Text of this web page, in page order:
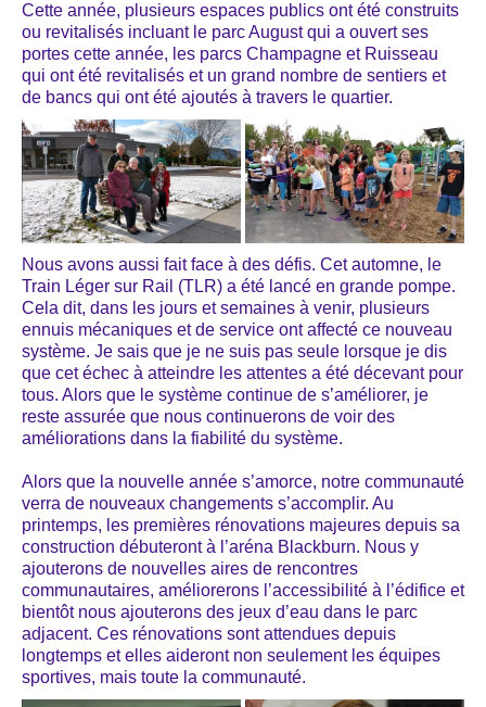
Cette année, plusieurs espaces publics ont été construits
ou revitalisés incluant le parc August qui a ouvert ses
portes cette année, les parcs Champagne et Ruisseau
qui ont été revitalisés et un grand nombre de sentiers et
de bancs qui ont été ajoutés à travers le quartier.
Nous avons aussi fait face à des défis. Cet automne, le
Train Léger sur Rail (TLR) a été lancé en grande pompe.
Cela dit, dans les jours et semaines à venir, plusieurs
ennuis mécaniques et de service ont affecté ce nouveau
système. Je sais que je ne suis pas seule lorsque je dis
que cet échec à atteindre les attentes a été décevant pour
tous. Alors que le système continue de s’améliorer, je
reste assurée que nous continuerons de voir des
améliorations dans la fiabilité du système.
Alors que la nouvelle année s’amorce, notre communauté
verra de nouveaux changements s’accomplir. Au
printemps, les premières rénovations majeures depuis sa
construction débuteront à l’aréna Blackburn. Nous y
ajouterons de nouvelles aires de rencontres
communautaires, améliorerons l’accessibilité à l’édifice et
bientôt nous ajouterons des jeux d’eau dans le parc
adjacent. Ces rénovations sont attendues depuis
longtemps et elles aideront non seulement les équipes
sportives, mais toute la communauté.